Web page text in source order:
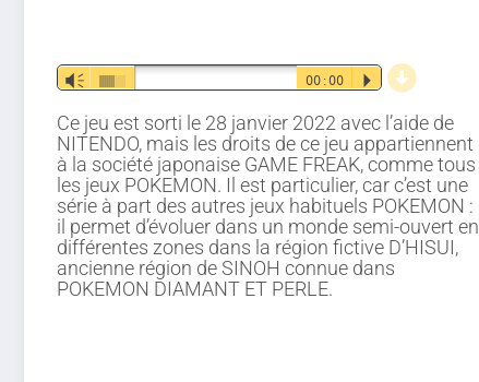
Lecteur
Vm 00:00 P d
Ce jeu est sorti le 28 janvier 2022 avec l’aide de
NITENDO, mais les droits de ce jeu appartiennent
à la société japonaise GAME FREAK, comme tous
les jeux POKEMON. Il est particulier, car c’est une
série à part des autres jeux habituels POKEMON :
il permet d’évoluer dans un monde semi-ouvert en
différentes zones dans la région fictive D’HISUI,
ancienne région de SINOH connue dans
POKEMON DIAMANT ET PERLE.